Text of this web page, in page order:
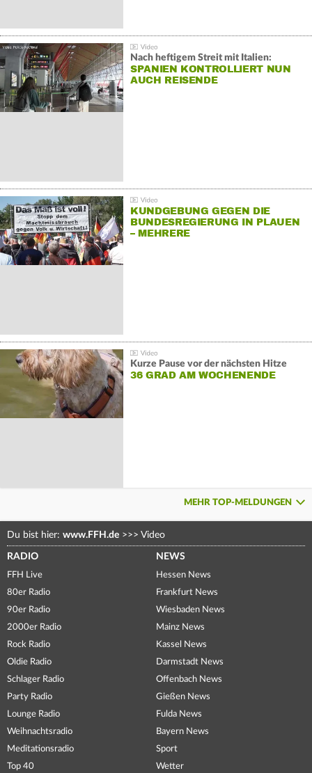
Nach heftigem Streit mit Italien:
SPANIEN KONTROLLIERT NUN
AUCH REISENDE
KUNDGEBUNG GEGEN DIE
BUNDESREGIERUNG IN PLAUEN
– MEHRERE
Kurze Pause vor der nächsten Hitze
36 GRAD AM WOCHENENDE
MEHR TOP-MELDUNGEN
Du bist hier: www.FFH.de >>> Video
RADIO
FFH Live
80er Radio
90er Radio
2000er Radio
Rock Radio
Oldie Radio
Schlager Radio
Party Radio
Lounge Radio
Weihnachtsradio
Meditationsradio
Top 40
NEWS
Hessen News
Frankfurt News
Wiesbaden News
Mainz News
Kassel News
Darmstadt News
Offenbach News
Gießen News
Fulda News
Bayern News
Sport
Wetter